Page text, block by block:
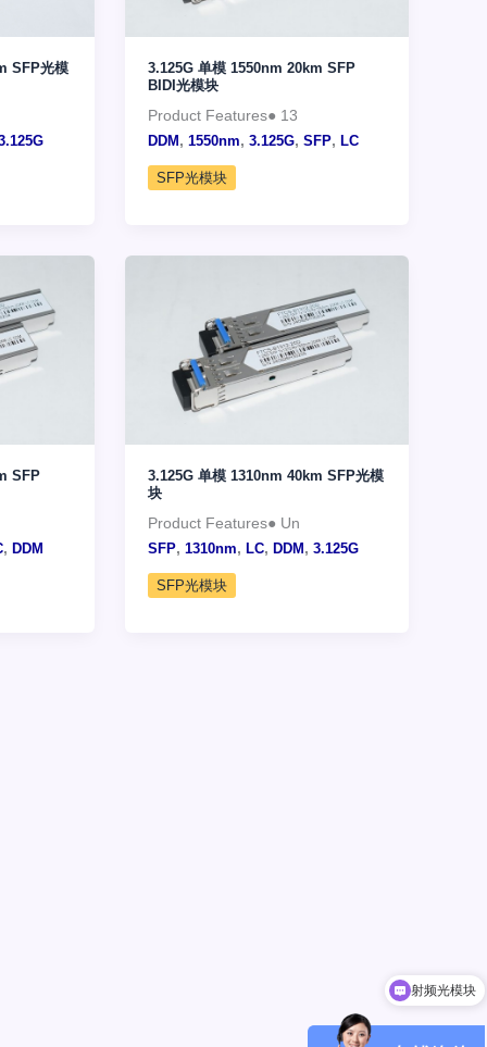
SFP光模
3.125G 单模 1550nm 20km SFP
BIDI光模块
Product Features● 13
DDM, 1550nm, 3.125G, SFP, LC
SFP光模块
SFP
,DDM
3.125G 单模 1310nm 40km SFP光模
块
Product Features● Un
SFP, 1310nm, LC, DDM , 3.125G
SFP光模块
800G/400G/200G光模块